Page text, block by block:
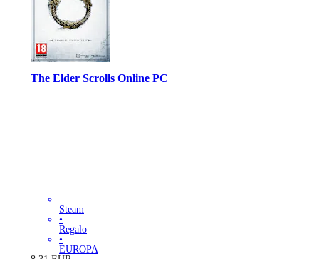
The Elder Scrolls Online PC
Steam
•
Regalo
•
EUROPA